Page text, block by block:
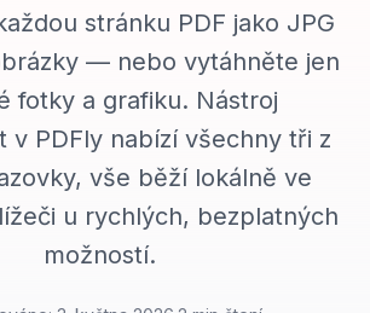
stránku PDF jako JPG
— nebo vytáhněte jen
fotky a grafiku. Nástroj
v PDFly nabízí všechny tři z
vše běží lokálně ve
u rychlých, bezplatných
možností.